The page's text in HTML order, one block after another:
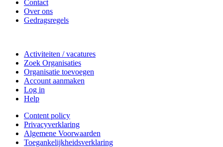
Contact
Over ons
Gedragsregels
Activiteiten / vacatures
Zoek Organisaties
Organisatie toevoegen
Account aanmaken
Log in
Help
Content policy
Privacyverklaring
Algemene Voorwaarden
Toegankelijkheidsverklaring